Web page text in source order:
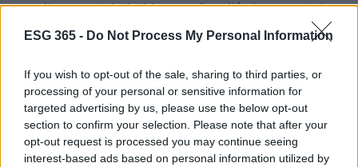
ESG 365 - Do Not Process My Personal Information
If you wish to opt-out of the sale, sharing to third parties, or
processing of your personal or sensitive information for
targeted advertising by us, please use the below opt-out
section to confirm your selection. Please note that after your
opt-out request is processed you may continue seeing
interest-based ads based on personal information utilized by
ascolto con stakeholder, conformità documentale
delle società affiliate.
Per il coinvolgimento, strumenti pratici sono
sondaggi brevi, assemblee tematiche e sportelli
digitali. Un calendario prevedibile, con temi
annunciati in anticipo, aiuta la partecipazione
informata. La trasparenza si rafforza con la